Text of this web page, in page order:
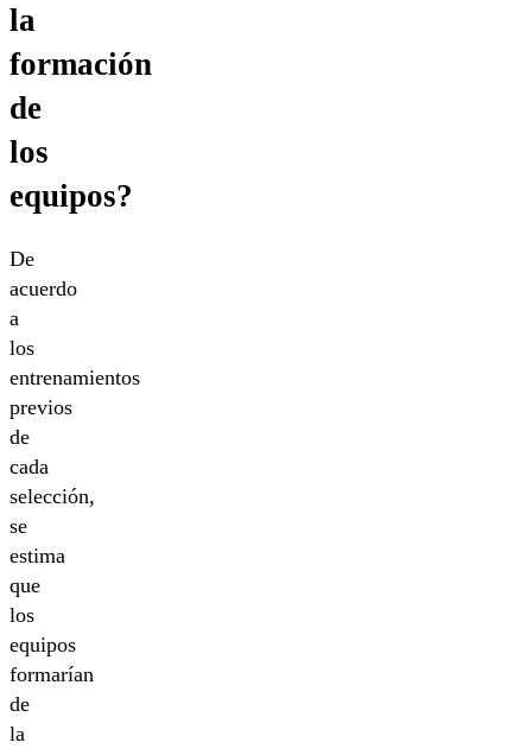
la
formación
de
los
equipos?
De
acuerdo
a
los
entrenamientos
previos
de
cada
selección,
se
estima
que
los
equipos
formarían
de
la